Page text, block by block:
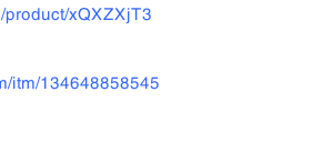
product/xQXZXjT3
itm/134648858545